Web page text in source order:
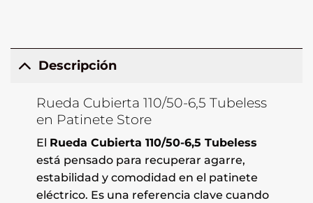
Descripción
Rueda Cubierta 110/50-6,5 Tubeless
en Patinete Store
El Rueda Cubierta 110/50-6,5 Tubeless
está pensado para recuperar agarre,
estabilidad y comodidad en el patinete
eléctrico. Es una referencia clave cuando